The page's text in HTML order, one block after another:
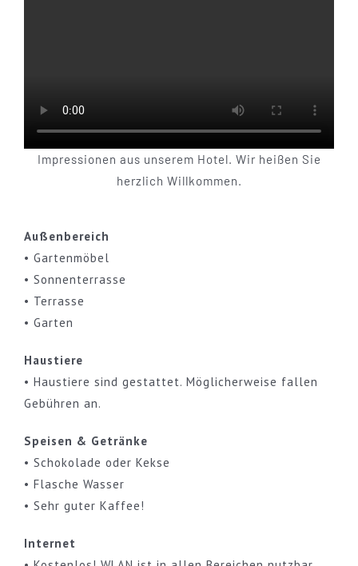
Impressionen aus unserem Hotel. Wir heißen Sie
herzlich Willkommen.
Außenbereich
• Gartenmöbel
• Sonnenterrasse
• Terrasse
• Garten
Haustiere
• Haustiere sind gestattet. Möglicherweise fallen
Gebühren an.
Speisen & Getränke
• Schokolade oder Kekse
• Flasche Wasser
• Sehr guter Kaffee!
Internet